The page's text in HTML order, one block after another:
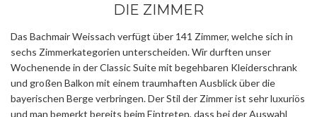
DIE ZIMMER
Das Bachmair Weissach verfügt über 141 Zimmer, welche sich in
sechs Zimmerkategorien unterscheiden. Wir durften unser
Wochenende in der Classic Suite mit begehbaren Kleiderschrank
und großen Balkon mit einem traumhaften Ausblick über die
bayerischen Berge verbringen. Der Stil der Zimmer ist sehr luxuriös
und man bemerkt bereits beim Eintreten, dass bei der Auswahl